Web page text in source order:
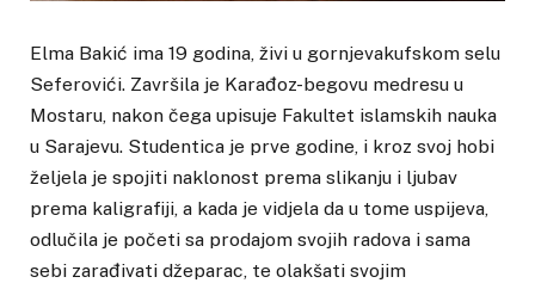
Elma Bakić ima 19 godina, živi u gornjevakufskom selu
Seferovići. Završila je Karađoz-begovu medresu u
Mostaru, nakon čega upisuje Fakultet islamskih nauka
u Sarajevu. Studentica je prve godine, i kroz svoj hobi
željela je spojiti naklonost prema slikanju i ljubav
prema kaligrafiji, a kada je vidjela da u tome uspijeva,
odlučila je početi sa prodajom svojih radova i sama
sebi zarađivati džeparac, te olakšati svojim